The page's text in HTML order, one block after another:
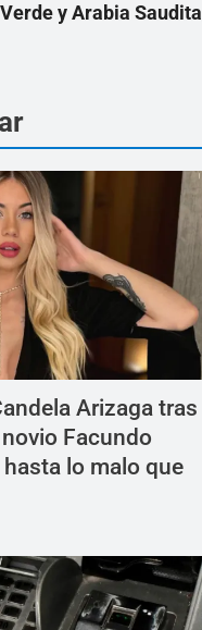
y Arabia Saudita
Arizaga tras
Facundo
lo malo que